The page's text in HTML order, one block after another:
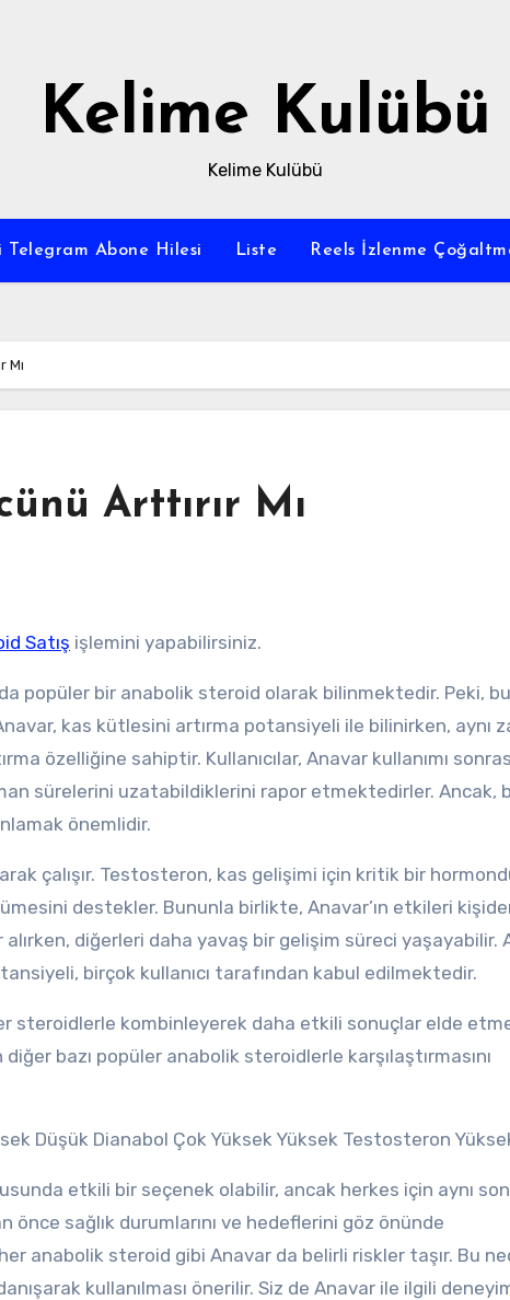
Kelime Kulübü
Kelime Kulübü
Telegram Abone Hilesi Liste Reels İzlenme
Mı
Arttırır Mı
Satış işlemini yapabilirsiniz.
popüler bir anabolik steroid olarak bilinmektedir. Peki,
kas kütlesini artırma potansiyeli ile bilinirken, aynı
özelliğine sahiptir. Kullanıcılar, Anavar kullanımı
sürelerini uzatabildiklerini rapor etmektedirler. Ancak,
önemlidir.
çalışır. Testosteron, kas gelişimi için kritik bir
destekler. Bununla birlikte, Anavar’ın etkileri
alırken, diğerleri daha yavaş bir gelişim süreci yaşayabilir.
birçok kullanıcı tarafından kabul edilmektedir.
steroidlerle kombinleyerek daha etkili sonuçlar elde
bazı popüler anabolik steroidlerle karşılaştırmasını
Düşük Dianabol Çok Yüksek Yüksek Testosteron
etkili bir seçenek olabilir, ancak herkes için aynı
önce sağlık durumlarını ve hedeflerini göz önünde
anabolik steroid gibi Anavar da belirli riskler taşır. Bu
kullanılması önerilir. Siz de Anavar ile ilgili